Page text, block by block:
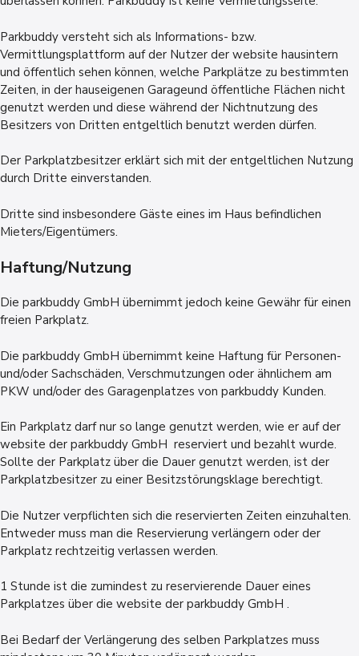
Parkbuddy versteht sich als Informations- bzw.
Vermittlungsplattform auf der Nutzer der website hausintern
und öffentlich sehen können, welche Parkplätze zu bestimmten
Zeiten, in der hauseigenen Garageund öffentliche Flächen nicht
genutzt werden und diese während der Nichtnutzung des
Besitzers von Dritten entgeltlich benutzt werden dürfen.
Der Parkplatzbesitzer erklärt sich mit der entgeltlichen Nutzung
durch Dritte einverstanden.
Dritte sind insbesondere Gäste eines im Haus befindlichen
Mieters/Eigentümers.
Haftung/Nutzung
Die parkbuddy GmbH übernimmt jedoch keine Gewähr für einen
freien Parkplatz.
Die parkbuddy GmbH übernimmt keine Haftung für Personen-
und/oder Sachschäden, Verschmutzungen oder ähnlichem am
PKW und/oder des Garagenplatzes von parkbuddy Kunden.
Ein Parkplatz darf nur so lange genutzt werden, wie er auf der
website der parkbuddy GmbH reserviert und bezahlt wurde.
Sollte der Parkplatz über die Dauer genutzt werden, ist der
Parkplatzbesitzer zu einer Besitzstörungsklage berechtigt.
Die Nutzer verpflichten sich die reservierten Zeiten einzuhalten.
Entweder muss man die Reservierung verlängern oder der
Parkplatz rechtzeitig verlassen werden.
1 Stunde ist die zumindest zu reservierende Dauer eines
Parkplatzes über die website der parkbuddy GmbH .
Bei Bedarf der Verlängerung des selben Parkplatzes muss